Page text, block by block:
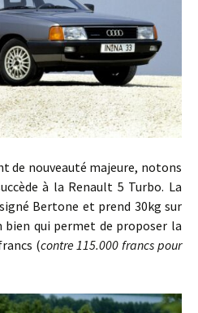
nouveauté majeure, notons
à la Renault 5 Turbo. La
Bertone et prend 30kg sur
bien qui permet de proposer la
(contre 115.000 francs pour